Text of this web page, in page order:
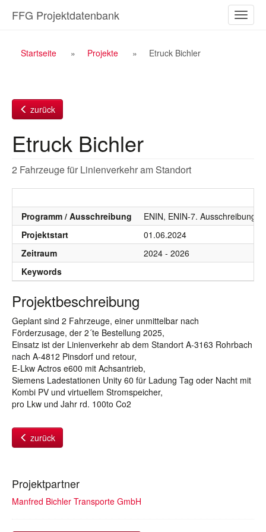
Inhalt
ein-/
FFG Projektdatenbank
Breadcrumb
Startseite Projekte Etruck Bichler
zurück
Etruck Bichler
2 Fahrzeuge für Linienverkehr am Standort
Programm / Ausschreibung
ENIN, ENIN-7. Ausschreibung
Projektstart
01.06.2024
Zeitraum
2024 - 2026
Keywords
Projektbeschreibung
Geplant sind 2 Fahrzeuge, einer unmittelbar nach
Förderzusage, der 2´te Bestellung 2025,
Einsatz ist der Linienverkehr ab dem Standort A-3163 Rohrbach
nach A-4812 Pinsdorf und retour,
E-Lkw Actros e600 mit Achsantrieb,
Siemens Ladestationen Unity 60 für Ladung Tag oder Nacht mit
Kombi PV und virtuellem Stromspeicher,
pro Lkw und Jahr rd. 100to Co2
zurück
Projektpartner
Manfred Bichler Transporte GmbH